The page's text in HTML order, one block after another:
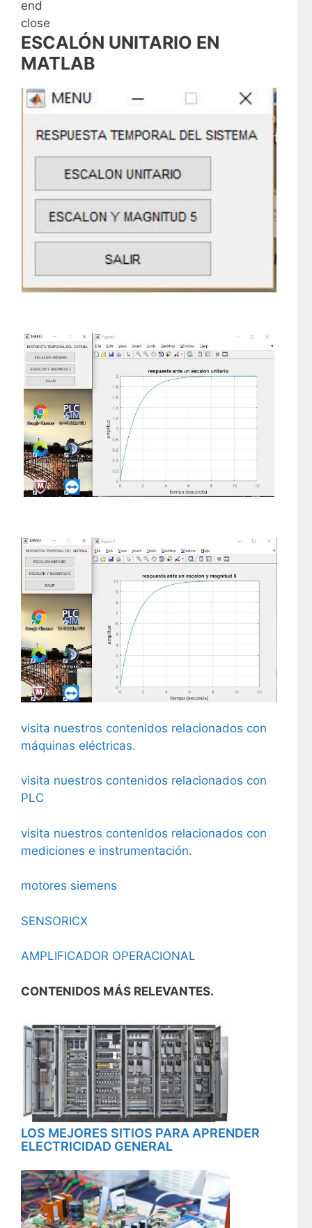
end
close
ESCALÓN UNITARIO EN
MATLAB
visita nuestros contenidos relacionados con
máquinas eléctricas.
visita nuestros contenidos relacionados con
PLC
visita nuestros contenidos relacionados con
mediciones e instrumentación.
motores siemens
SENSORICX
AMPLIFICADOR OPERACIONAL
CONTENIDOS MÁS RELEVANTES.
LOS MEJORES SITIOS PARA APRENDER
ELECTRICIDAD GENERAL